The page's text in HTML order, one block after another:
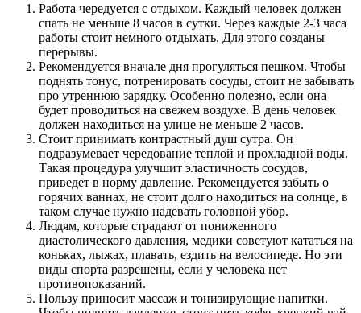
Работа чередуется с отдыхом. Каждый человек должен
спать не меньше 8 часов в сутки. Через каждые 2-3 часа
работы стоит немного отдыхать. Для этого созданы
перерывы.
Рекомендуется вначале дня прогуляться пешком. Чтобы
поднять тонус, потренировать сосуды, стоит не забывать
про утреннюю зарядку. Особенно полезно, если она
будет проводиться на свежем воздухе. В день человек
должен находиться на улице не меньше 2 часов.
Стоит принимать контрастный душ сутра. Он
подразумевает чередование теплой и прохладной воды.
Такая процедура улучшит эластичность сосудов,
приведет в норму давление. Рекомендуется забыть о
горячих ваннах, не стоит долго находиться на солнце, в
таком случае нужно надевать головной убор.
Людям, которые страдают от пониженного
диастолического давления, медики советуют кататься на
коньках, лыжах, плавать, ездить на велосипеде. Но эти
виды спорта разрешены, если у человека нет
противопоказаний.
Пользу приносит массаж и тонизирующие напитки.